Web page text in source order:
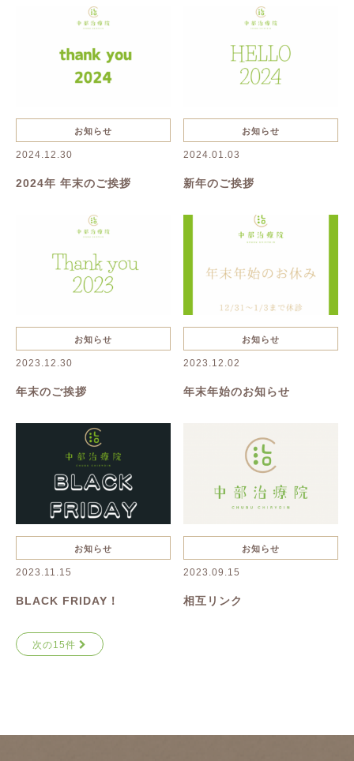
お知らせ
2024.12.30
2024年 年末のご挨拶
お知らせ
2024.01.03
新年のご挨拶
お知らせ
2023.12.30
年末のご挨拶
お知らせ
2023.12.02
年末年始のお知らせ
お知らせ
2023.11.15
BLACK FRIDAY！
お知らせ
2023.09.15
相互リンク
次の15件